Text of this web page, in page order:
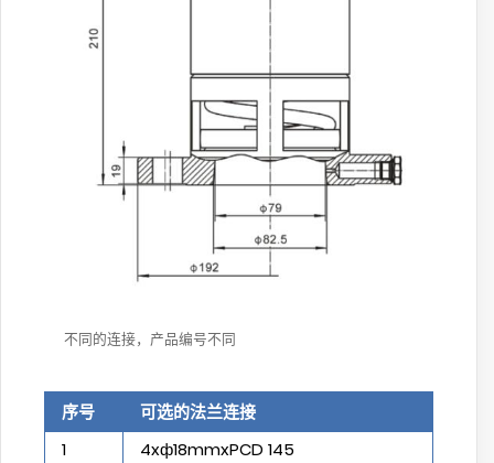
不同的连接，产品编号不同
序号
可选的法兰连接
1
4xф18mmxPCD 145